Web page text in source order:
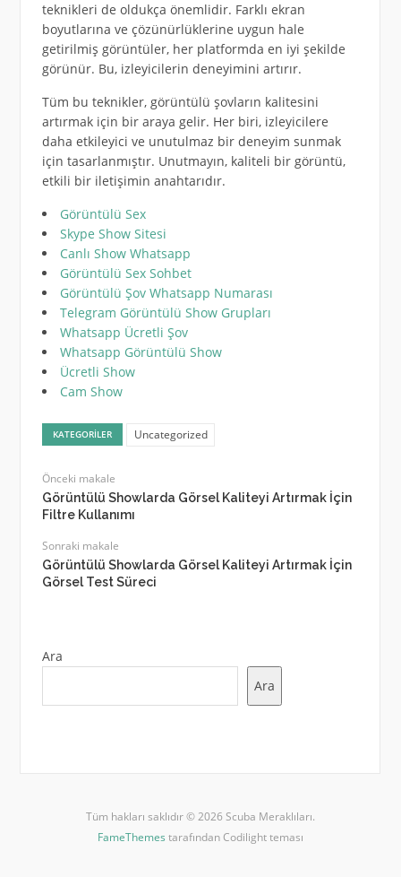
teknikleri de oldukça önemlidir. Farklı ekran
boyutlarına ve çözünürlüklerine uygun hale
getirilmiş görüntüler, her platformda en iyi şekilde
görünür. Bu, izleyicilerin deneyimini artırır.
Tüm bu teknikler, görüntülü şovların kalitesini
artırmak için bir araya gelir. Her biri, izleyicilere
daha etkileyici ve unutulmaz bir deneyim sunmak
için tasarlanmıştır. Unutmayın, kaliteli bir görüntü,
etkili bir iletişimin anahtarıdır.
Görüntülü Sex
Skype Show Sitesi
Canlı Show Whatsapp
Görüntülü Sex Sohbet
Görüntülü Şov Whatsapp Numarası
Telegram Görüntülü Show Grupları
Whatsapp Ücretli Şov
Whatsapp Görüntülü Show
Ücretli Show
Cam Show
KATEGORILER Uncategorized
Önceki makale
Görüntülü Showlarda Görsel Kaliteyi Artırmak İçin
Filtre Kullanımı
Sonraki makale
Görüntülü Showlarda Görsel Kaliteyi Artırmak İçin
Görsel Test Süreci
Ara
Ara
Tüm hakları saklıdır © 2026 Scuba Meraklıları.
FameThemes tarafından Codilight teması